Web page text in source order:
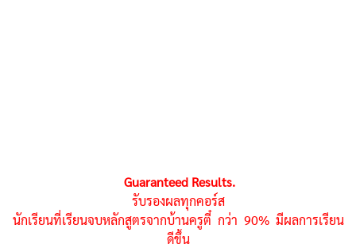
Guaranteed Results.
รับรองผลทุกคอร์ส
นักเรียนที่เรียนจบหลักสูตรจากบ้านครูตี๋ กว่า 90% มีผลการเรียน
ดีขึ้น